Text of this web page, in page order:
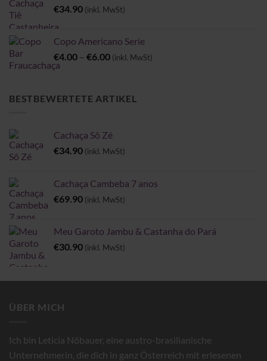
€34.90 (inkl. MwSt)
Copo Americano Serie
€4.00 – €6.00Preisspanne:
€6.00
(inkl. MwSt)
BESTBEWERTETE ARTIKEL
Cachaça Sô Zé
€34.90 (inkl. MwSt)
Cachaça Cambeba 7 anos
€69.90 (inkl. MwSt)
Meu Garoto Jambu & Castanha do Pará
€30.90 (inkl. MwSt)
ÜBER MICH
Ich bin Leticia Nöbauer, eine austro-brasilianische
Unternehmerin, die dich in ganz Österreich mit erlesenen